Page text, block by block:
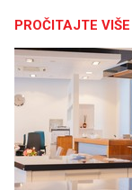
PROČITAJTE VIŠE